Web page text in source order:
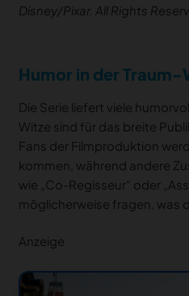
Disney/Pixar. All Rights
Humor in der Traum-
Die Serie liefert viele
Witze sind für das breite
Fans der Filmproduktion
kommen, während andere
wie „Co-Regisseur“ oder
möglicherweise fragen, was
Anzeige